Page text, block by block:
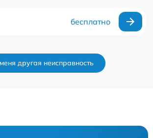
бесплатно
другая неисправность